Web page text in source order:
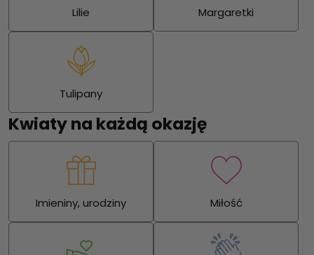
Lilie Margaretki
Tulipany
Kwiaty na każdą okazję
Imieniny, urodziny Miłość